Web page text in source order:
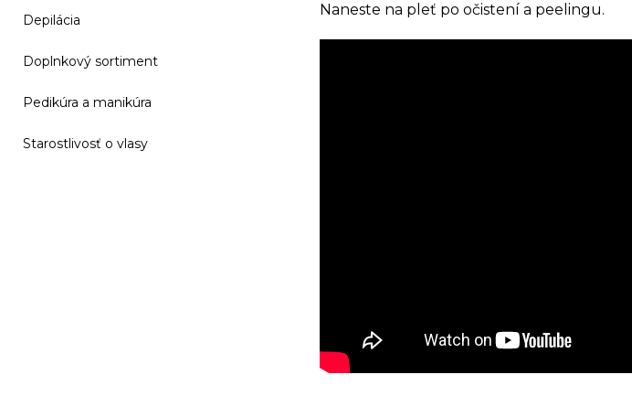
Depilácia
Doplnkový sortiment
Pedikúra a manikúra
Starostlivosť o vlasy
Naneste na pleť po očistení a peelingu.